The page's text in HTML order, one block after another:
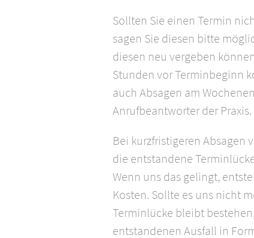
Sollten Sie einen Termin
sagen Sie diesen bitte
diesen neu vergeben
Stunden vor Terminbeginn
auch Absagen am
Anrufbeantworter der Praxis.
Bei kurzfristigeren Absagen
die entstandene
Wenn uns das gelingt,
Kosten. Sollte es uns nicht
Terminlücke bleibt
entstandenen Ausfall in